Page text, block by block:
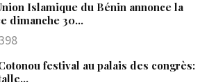
Islamique du Bénin annonce la
dimanche 30…
festival au palais des congrès: